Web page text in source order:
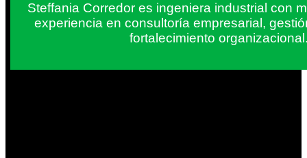
Steffania Corredor es ingeniera industrial con
experiencia en consultoría empresarial,
fortalecimiento